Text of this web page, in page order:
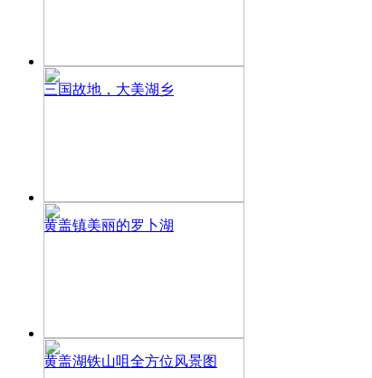
三国故地，大美湖乡
黄盖镇美丽的罗卜湖
黄盖湖铁山咀全方位风景图